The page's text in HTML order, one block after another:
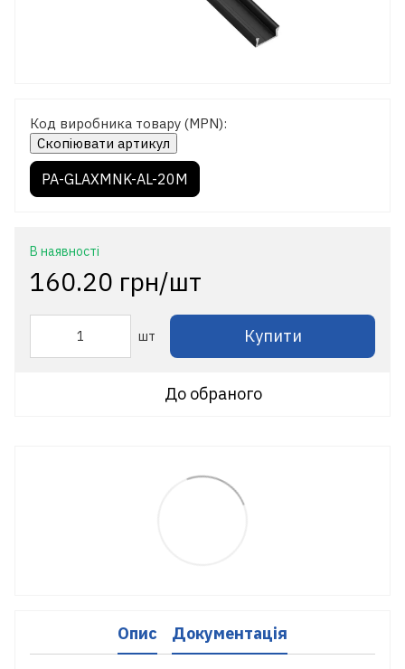
Код виробника товару (MPN):
Скопіювати артикул
PA-GLAXMNK-AL-20M
В наявності
160.20 грн/шт
шт Купити
До обраного
Опис Документація